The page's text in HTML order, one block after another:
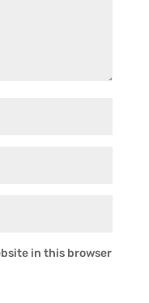
in this browser